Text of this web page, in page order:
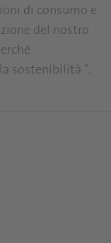
di consumo e
del nostro
sostenibilità ".